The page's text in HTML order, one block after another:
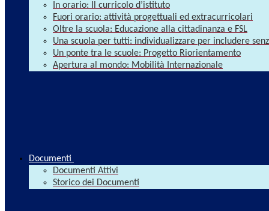
In orario: Il curricolo d’istituto
Fuori orario: attività progettuali ed extracurricolari
Oltre la scuola: Educazione alla cittadinanza e FSL
Una scuola per tutti: individualizzare per includere
Un ponte tra le scuole: Progetto Riorientamento
Apertura al mondo: Mobilità Internazionale
Documenti
Documenti Attivi
Storico dei Documenti